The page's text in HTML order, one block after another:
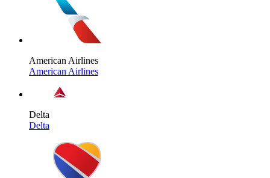
American Airlines
American Airlines
Delta
Delta